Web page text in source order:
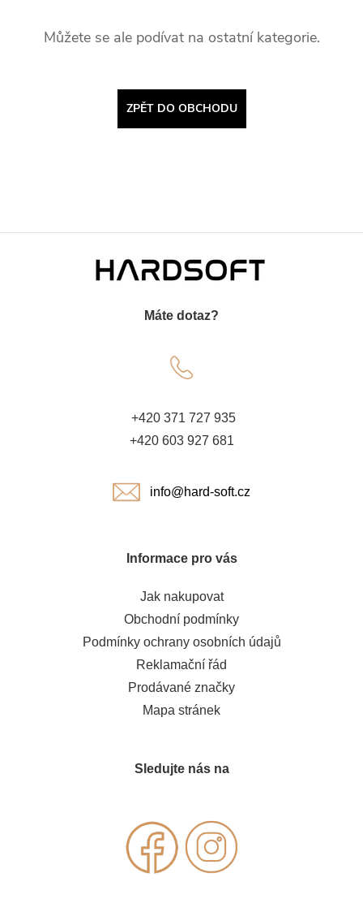
Můžete se ale podívat na ostatní kategorie.
ZPĚT DO OBCHODU
Máte dotaz?
+420 371 727 935
+420 603 927 681
info@hard-soft.cz
Informace pro vás
Jak nakupovat
Obchodní podmínky
Podmínky ochrany osobních údajů
Reklamační řád
Prodávané značky
Mapa stránek
Sledujte nás na